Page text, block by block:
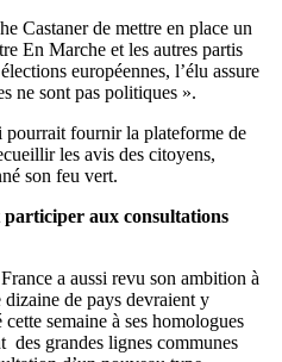
Castaner de mettre en place un
En Marche et les autres partis
européennes, l’élu assure
ne sont pas politiques ».
fournir la plateforme de
les avis des citoyens,
son feu vert.
aux consultations
a aussi revu son ambition à
dizaine de pays devraient y
semaine à ses homologues
des grandes lignes communes